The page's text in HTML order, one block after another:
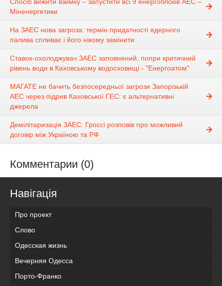
Міненергетики
На ЗАЕС нова загроза: термін придатності ядерного
палива спливає і його нікому замінити
Ставок-охолоджувач ЗАЕС заповнений, попри критичний
рівень води в Каховському водосховищі - "Енергоатом"
МАГАТЕ не бачить безпосередньої загрози Запорізькій
АЕС через підрив Каховської ГЕС: є альтернативні
джерела
Демілітаризація ЗАЕС: Гроссі розповів про можливий
договір між Україною та РФ
Комментарии (0)
Навігація
Про проект
Слово
Одесская жизнь
Вечерняя Одесса
Порто-Франко